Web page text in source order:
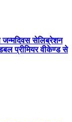
जन्मदिवस सेलिब्रेशन
प्रीमियर वीकेण्ड से